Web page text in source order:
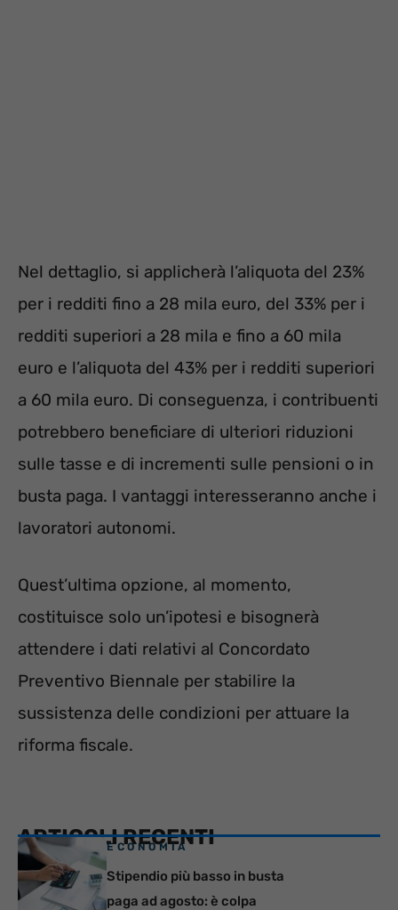
Nel dettaglio, si applicherà l’aliquota del 23%
per i redditi fino a 28 mila euro, del 33% per i
redditi superiori a 28 mila e fino a 60 mila
euro e l’aliquota del 43% per i redditi superiori
a 60 mila euro. Di conseguenza, i contribuenti
potrebbero beneficiare di ulteriori riduzioni
sulle tasse e di incrementi sulle pensioni o in
busta paga. I vantaggi interesseranno anche i
lavoratori autonomi.
Quest’ultima opzione, al momento,
costituisce solo un’ipotesi e bisognerà
attendere i dati relativi al Concordato
Preventivo Biennale per stabilire la
sussistenza delle condizioni per attuare la
riforma fiscale.
ARTICOLI RECENTI
ECONOMIA
Stipendio più basso in busta
paga ad agosto: è colpa